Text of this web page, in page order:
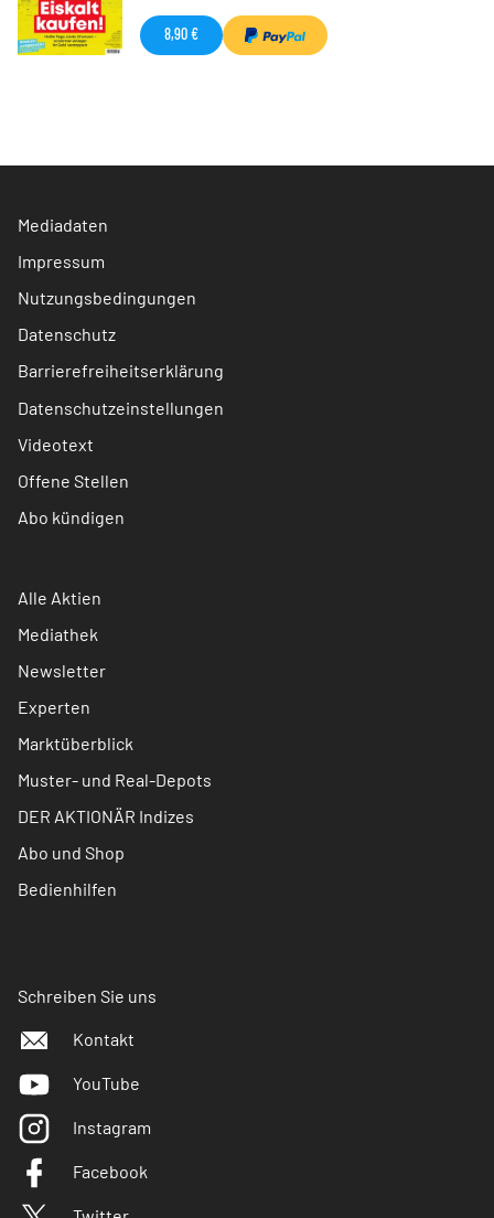
8,90 €
Mediadaten
Impressum
Nutzungsbedingungen
Datenschutz
Barrierefreiheitserklärung
Datenschutzeinstellungen
Videotext
Offene Stellen
Abo kündigen
Alle Aktien
Mediathek
Newsletter
Experten
Marktüberblick
Muster- und Real-Depots
DER AKTIONÄR Indizes
Abo und Shop
Bedienhilfen
Schreiben Sie uns
Kontakt
YouTube
Instagram
Facebook